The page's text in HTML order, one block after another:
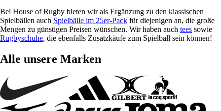
Bei House of Rugby bieten wir als Ergänzung zu den klassischen
Spielbällen auch Spielbälle im 25er-Pack für diejenigen an, die große
Mengen zu günstigen Preisen wünschen. Wir haben auch tees sowie
Rugbyschuhe, die ebenfalls Zusatzkäufe zum Spielball sein können!
Alle unsere Marken